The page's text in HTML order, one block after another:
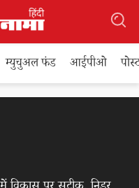
म्युचुअल फंड आईपीओ